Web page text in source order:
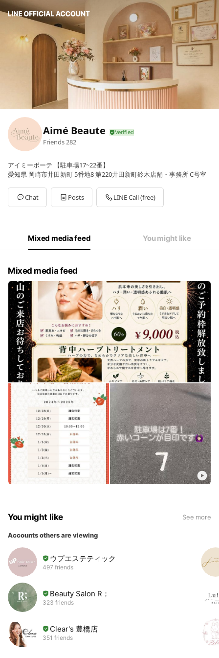
Aimé Beaute
Friends282
アイミーボーテ 【駐車場17~22番】
愛知県 岡崎市井田新町 5番地8 第220井田新町鈴木店舗・事務所 C号室
Chat Posts LINE Call (free)
Mixed media feed You might like
Mixed media feed
You might like See more
Accounts others are viewing
ウプエステティック
497 friends
Beauty Salon R；
323 friends
Clear's 豊橋店
351 friends